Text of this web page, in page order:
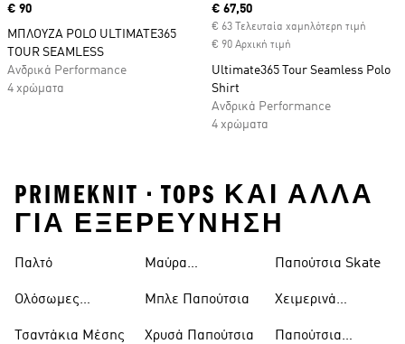
Price
€ 90
ΜΠΛΟΥΖΑ POLO ULTIMATE365
TOUR SEAMLESS
Ανδρικά Performance
4 χρώματα
Current price
€ 67,50
€ 63 Τελευταία χαμηλότερη τιμή
€ 90 Αρχική τιμή
Ultimate365 Tour Seamless Polo
Shirt
Ανδρικά Performance
4 χρώματα
PRIMEKNIT • TOPS ΚΑΙ ΑΛΛΑ
ΓΙΑ ΕΞΕΡΕΥΝΗΣΗ
Παλτό
Ολόσωμες
Τσαντάκια Μέσης
Μαύρα
Μπλε Παπούτσια
Χρυσά Παπούτσια
Παπούτσια Skate
Χειμερινά
Παπούτσια